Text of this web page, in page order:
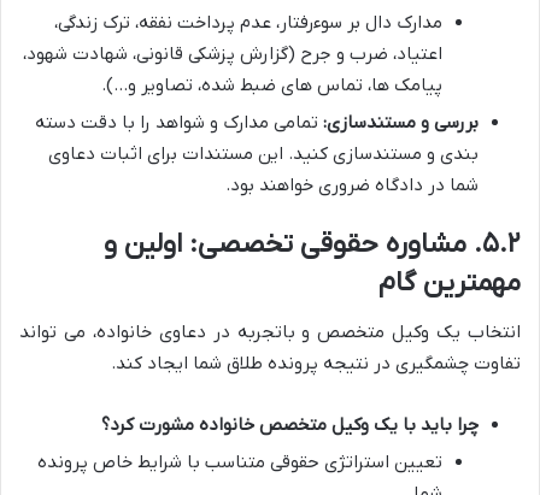
مدارک دال بر سوءرفتار، عدم پرداخت نفقه، ترک زندگی،
اعتیاد، ضرب و جرح (گزارش پزشکی قانونی، شهادت شهود،
پیامک ها، تماس های ضبط شده، تصاویر و…).
بررسی و مستندسازی: تمامی مدارک و شواهد را با دقت دسته
بندی و مستندسازی کنید. این مستندات برای اثبات دعاوی
شما در دادگاه ضروری خواهند بود.
۵.۲. مشاوره حقوقی تخصصی: اولین و
مهمترین گام
انتخاب یک وکیل متخصص و باتجربه در دعاوی خانواده، می تواند
تفاوت چشمگیری در نتیجه پرونده طلاق شما ایجاد کند.
چرا باید با یک وکیل متخصص خانواده مشورت کرد؟
تعیین استراتژی حقوقی متناسب با شرایط خاص پرونده